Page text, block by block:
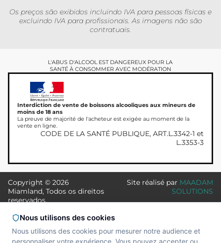
Os preços são exibidos incluindo IVA para pessoas físicas e
excluindo IVA para profissionais. As imagens não são
contratuais.
L'ABUS D'ALCOOL EST DANGEREUX POUR LA
SANTÉ À CONSOMMER AVEC MODÉRATION
Interdiction de vente de boissons alcooliques aux mineurs de
moins de 18 ans
La preuve de majorité de l'acheteur est exigée au moment de la
vente en ligne.
CODE DE LA SANTÉ PUBLIQUE, ART.L.3342-1 et
L.3353-3
Copyright © 2026
Miamland, Todos os direitos
reservados.
Site réalisé par MAADAM
SOLUTIONS
Nous utilisons des cookies
Nous utilisons des cookies pour mesurer notre audience et
personnaliser votre expérience. Vous pouvez accepter ou